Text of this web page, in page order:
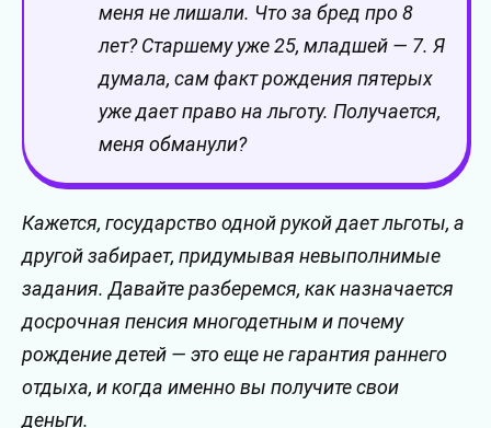
меня не лишали. Что за бред про 8
лет? Старшему уже 25, младшей — 7. Я
думала, сам факт рождения пятерых
уже дает право на льготу. Получается,
меня обманули?
Кажется, государство одной рукой дает льготы, а
другой забирает, придумывая невыполнимые
задания. Давайте разберемся, как назначается
досрочная пенсия многодетным и почему
рождение детей — это еще не гарантия раннего
отдыха, и когда именно вы получите свои
деньги.